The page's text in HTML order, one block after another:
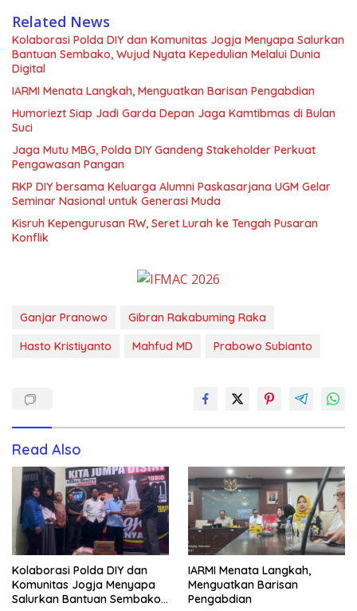
Related News
Kolaborasi Polda DIY dan Komunitas Jogja Menyapa Salurkan
Bantuan Sembako, Wujud Nyata Kepedulian Melalui Dunia
Digital
IARMI Menata Langkah, Menguatkan Barisan Pengabdian
Humoriezt Siap Jadi Garda Depan Jaga Kamtibmas di Bulan
Suci
Jaga Mutu MBG, Polda DIY Gandeng Stakeholder Perkuat
Pengawasan Pangan
RKP DIY bersama Keluarga Alumni Paskasarjana UGM Gelar
Seminar Nasional untuk Generasi Muda
Kisruh Kepengurusan RW, Seret Lurah ke Tengah Pusaran
Konflik
Ganjar Pranowo
Gibran Rakabuming Raka
Hasto Kristiyanto
Mahfud MD Prabowo Subianto
Read Also
Kolaborasi Polda DIY dan
Komunitas Jogja Menyapa
Salurkan Bantuan Sembako,
IARMI Menata Langkah,
Menguatkan Barisan
Pengabdian